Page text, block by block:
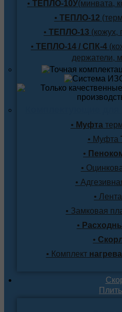
• ТЕПЛО-10У(минвата,
• ТЕПЛО-12
• ТЕПЛО-13 (кожух,
• ТЕПЛО-14 / СПК-4
держатели,
• Муфта
• Муфта
•
•
•
• Лента
• Замковая
•
•
• Комплект